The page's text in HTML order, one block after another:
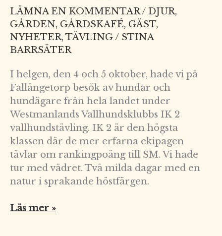
LÄMNA EN KOMMENTAR/ DJUR,
GÅRDEN, GÅRDSKAFÉ, GÄST,
NYHETER, TÄVLING/ STINA
BARRSÄTER
I helgen, den 4 och 5 oktober, hade vi på
Fallängetorp besök av hundar och
hundägare från hela landet under
Westmanlands Vallhundsklubbs IK 2
vallhundstävling. IK 2 är den högsta
klassen där de mer erfarna ekipagen
tävlar om rankingpoäng till SM. Vi hade
tur med vädret. Två milda dagar med en
natur i sprakande höstfärgen.
Läs mer »